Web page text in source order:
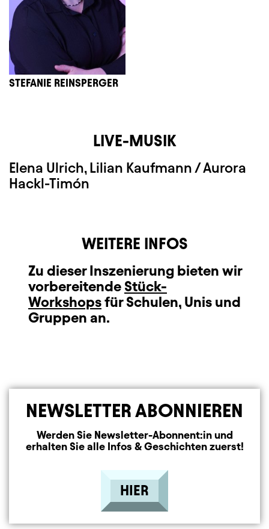
STEFANIE REINSPERGER
LIVE-MUSIK
Elena Ulrich, Lilian Kaufmann / Aurora
Hackl-Timón
WEITERE INFOS
Zu dieser Inszenierung bieten wir
vorbereitende Stück-
Workshopsfür Schulen, Unis und
Gruppen an.
NEWSLETTER ABONNIEREN
Werden Sie Newsletter-Abonnent:in und
erhalten Sie alle Infos & Geschichten zuerst!
HIER